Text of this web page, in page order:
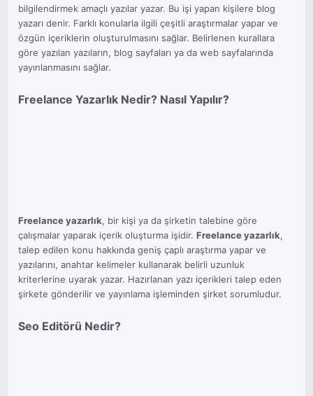
bilgilendirmek amaçlı yazılar yazar. Bu işi yapan kişilere blog
yazarı denir. Farklı konularla ilgili çeşitli araştırmalar yapar ve
özgün içeriklerin oluşturulmasını sağlar. Belirlenen kurallara
göre yazılan yazıların, blog sayfaları ya da web sayfalarında
yayınlanmasını sağlar.
Freelance Yazarlık Nedir? Nasıl Yapılır?
Freelance yazarlık, bir kişi ya da şirketin talebine göre
çalışmalar yaparak içerik oluşturma işidir.Freelance yazarlık,
talep edilen konu hakkında geniş çaplı araştırma yapar ve
yazılarını, anahtar kelimeler kullanarak belirli uzunluk
kriterlerine uyarak yazar. Hazırlanan yazı içerikleri talep eden
şirkete gönderilir ve yayınlama işleminden şirket sorumludur.
Seo Editörü Nedir?